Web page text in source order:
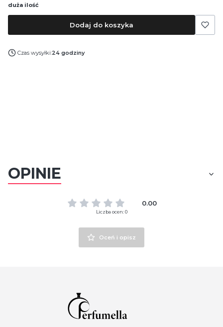
duża ilość
Dodaj do koszyka
Czas wysyłki:24 godziny
OPINIE
0.00
Liczba ocen: 0
Oceń i opisz